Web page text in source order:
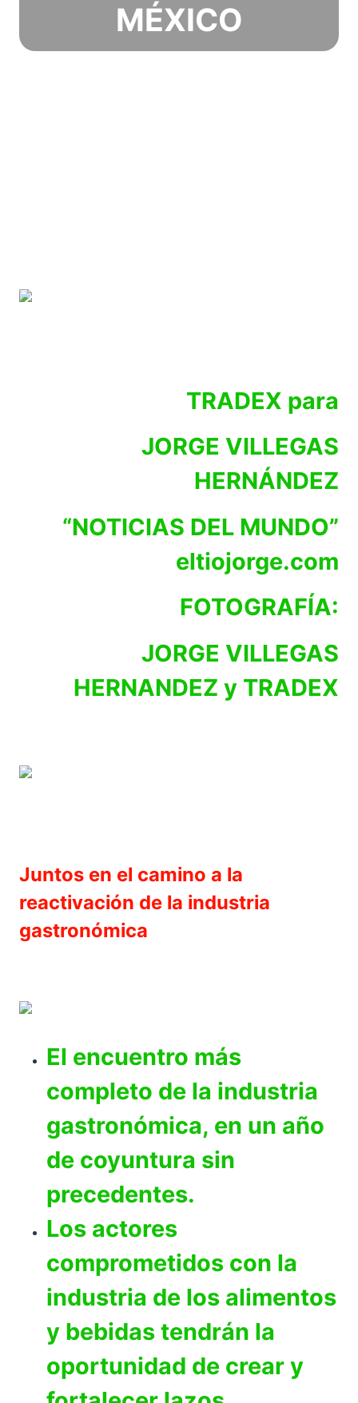
MÉXICO
TRADEX para
JORGE VILLEGAS
HERNÁNDEZ
“NOTICIAS DEL MUNDO”
eltiojorge.com
FOTOGRAFÍA:
JORGE VILLEGAS
HERNANDEZ y TRADEX
Juntos en el camino a la
reactivación de la industria
gastronómica
El encuentro más
completo de la industria
gastronómica, en un año
de coyuntura sin
precedentes.
Los actores
comprometidos con la
industria de los alimentos
y bebidas tendrán la
oportunidad de crear y